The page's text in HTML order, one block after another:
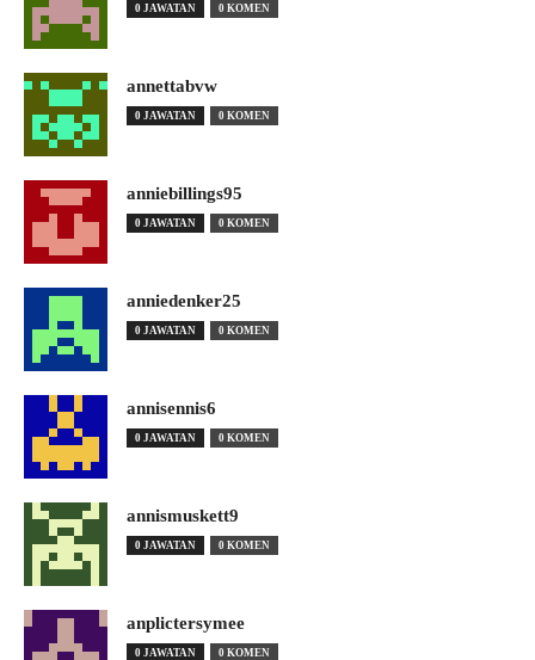
0 JAWATAN 0 KOMEN
annettabvw
0 JAWATAN 0 KOMEN
anniebillings95
0 JAWATAN 0 KOMEN
anniedenker25
0 JAWATAN 0 KOMEN
annisennis6
0 JAWATAN 0 KOMEN
annismuskett9
0 JAWATAN 0 KOMEN
anplictersymee
0 JAWATAN 0 KOMEN